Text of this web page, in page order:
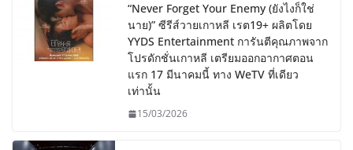
“Never Forget Your Enemy (ยังไงก็ใช่
นาย)” ซีรีส์วายเกาหลี เรต19+ ผลิตโดย
YYDS Entertainment การันตีคุณภาพจาก
โปรดักชั่นเกาหลี เตรียมออกอากาศตอน
แรก 17 มีนาคมนี้ ทาง WeTV ที่เดียว
เท่านั้น
15/03/2026